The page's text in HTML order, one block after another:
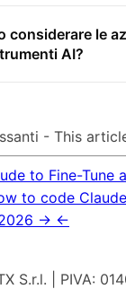
considerare le
AI?
- This
to Fine-Tune
to code
→ ←
S.r.l. | PIVA: